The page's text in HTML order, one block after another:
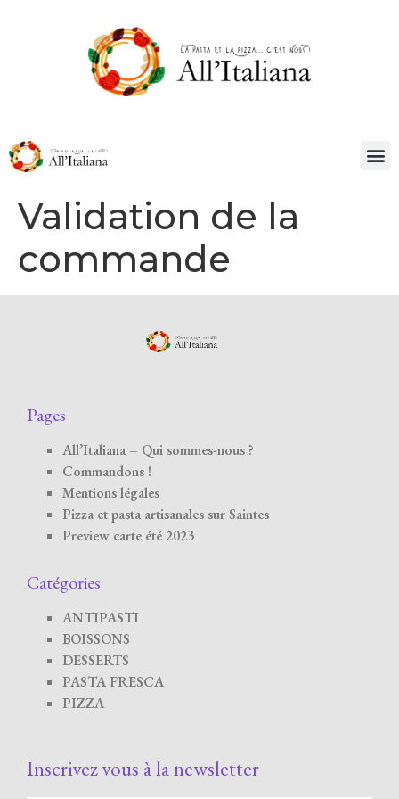
Validation de la
commande
Pages
All’Italiana – Qui sommes-nous ?
Commandons !
Mentions légales
Pizza et pasta artisanales sur Saintes
Preview carte été 2023
Catégories
ANTIPASTI
BOISSONS
DESSERTS
PASTA FRESCA
PIZZA
Inscrivez vous à la newsletter